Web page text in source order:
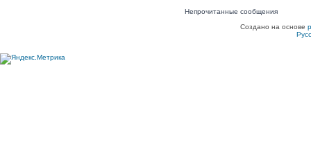
Непрочитанные сообщения
Создано на основе